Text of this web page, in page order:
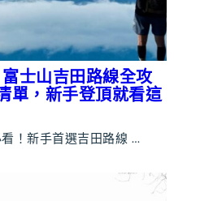
富士山吉田路線全攻
單，新手登頂就看這
！新手首選吉田路線 …